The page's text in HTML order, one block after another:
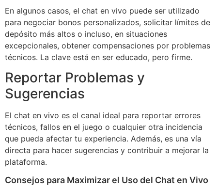
En algunos casos, el chat en vivo puede ser utilizado
para negociar bonos personalizados, solicitar límites de
depósito más altos o incluso, en situaciones
excepcionales, obtener compensaciones por problemas
técnicos. La clave está en ser educado, pero firme.
Reportar Problemas y
Sugerencias
El chat en vivo es el canal ideal para reportar errores
técnicos, fallos en el juego o cualquier otra incidencia
que pueda afectar tu experiencia. Además, es una vía
directa para hacer sugerencias y contribuir a mejorar la
plataforma.
Consejos para Maximizar el Uso del Chat en Vivo